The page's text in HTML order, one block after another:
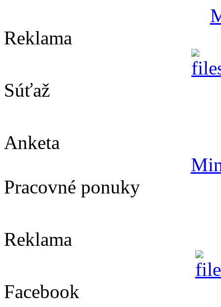
Reklama
Súťaž
Anketa
Pracovné ponuky
Reklama
Facebook